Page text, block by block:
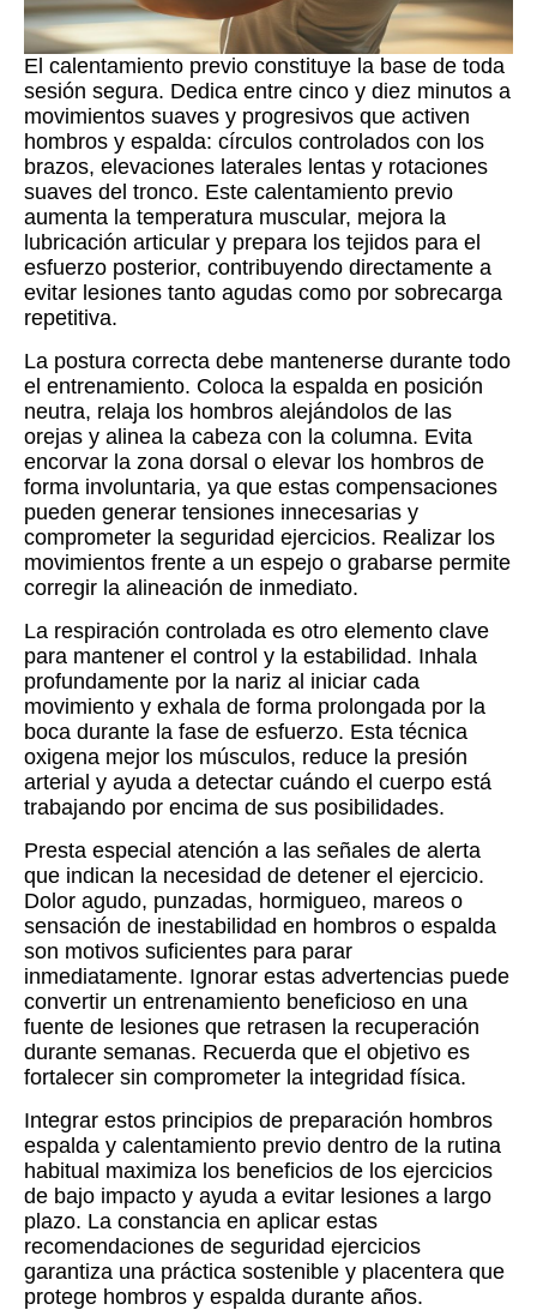
El calentamiento previo constituye la base de toda
sesión segura. Dedica entre cinco y diez minutos a
movimientos suaves y progresivos que activen
hombros y espalda: círculos controlados con los
brazos, elevaciones laterales lentas y rotaciones
suaves del tronco. Este calentamiento previo
aumenta la temperatura muscular, mejora la
lubricación articular y prepara los tejidos para el
esfuerzo posterior, contribuyendo directamente a
evitar lesiones tanto agudas como por sobrecarga
repetitiva.
La postura correcta debe mantenerse durante todo
el entrenamiento. Coloca la espalda en posición
neutra, relaja los hombros alejándolos de las
orejas y alinea la cabeza con la columna. Evita
encorvar la zona dorsal o elevar los hombros de
forma involuntaria, ya que estas compensaciones
pueden generar tensiones innecesarias y
comprometer la seguridad ejercicios. Realizar los
movimientos frente a un espejo o grabarse permite
corregir la alineación de inmediato.
La respiración controlada es otro elemento clave
para mantener el control y la estabilidad. Inhala
profundamente por la nariz al iniciar cada
movimiento y exhala de forma prolongada por la
boca durante la fase de esfuerzo. Esta técnica
oxigena mejor los músculos, reduce la presión
arterial y ayuda a detectar cuándo el cuerpo está
trabajando por encima de sus posibilidades.
Presta especial atención a las señales de alerta
que indican la necesidad de detener el ejercicio.
Dolor agudo, punzadas, hormigueo, mareos o
sensación de inestabilidad en hombros o espalda
son motivos suficientes para parar
inmediatamente. Ignorar estas advertencias puede
convertir un entrenamiento beneficioso en una
fuente de lesiones que retrasen la recuperación
durante semanas. Recuerda que el objetivo es
fortalecer sin comprometer la integridad física.
Integrar estos principios de preparación hombros
espalda y calentamiento previo dentro de la rutina
habitual maximiza los beneficios de los ejercicios
de bajo impacto y ayuda a evitar lesiones a largo
plazo. La constancia en aplicar estas
recomendaciones de seguridad ejercicios
garantiza una práctica sostenible y placentera que
protege hombros y espalda durante años.